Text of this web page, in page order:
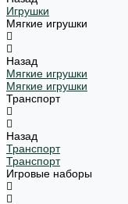
Игрушки
Мягкие игрушки
Назад
Мягкие игрушки
Мягкие игрушки
Транспорт
Назад
Транспорт
Транспорт
Игровые наборы